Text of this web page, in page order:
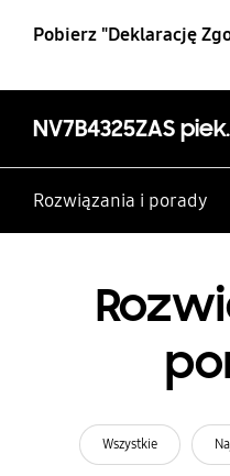
Pobierz "Deklarację
Rozwiązania i porady
Wszystkie